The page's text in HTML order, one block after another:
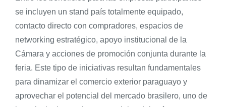
se incluyen un stand país totalmente equipado,
contacto directo con compradores, espacios de
networking estratégico, apoyo institucional de la
Cámara y acciones de promoción conjunta durante la
feria. Este tipo de iniciativas resultan fundamentales
para dinamizar el comercio exterior paraguayo y
aprovechar el potencial del mercado brasilero, uno de